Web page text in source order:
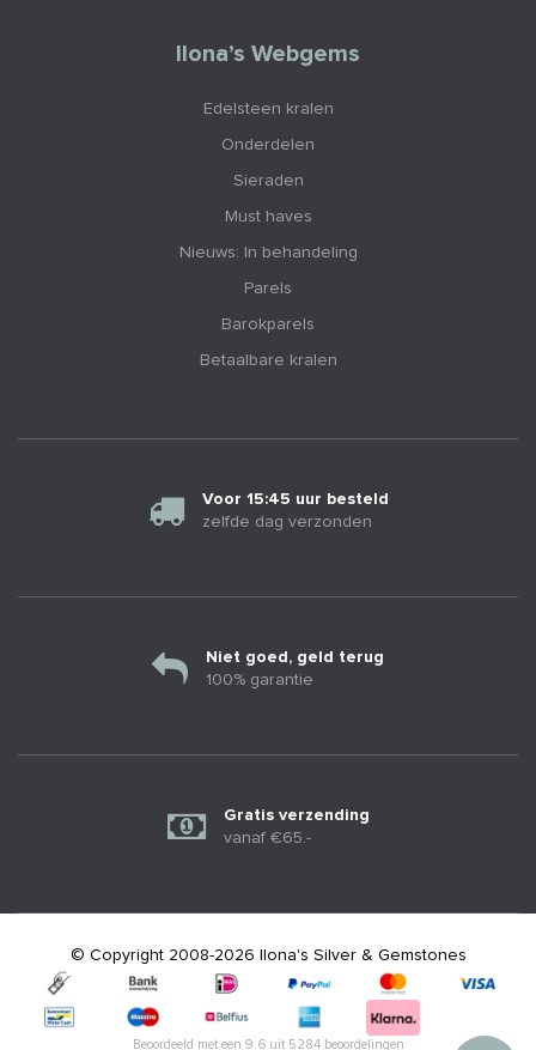
Ilona’s Webgems
Edelsteen kralen
Onderdelen
Sieraden
Must haves
Nieuws: In behandeling
Parels
Barokparels
Betaalbare kralen
Voor 15:45 uur besteld
zelfde dag verzonden
Niet goed, geld terug
100% garantie
Gratis verzending
vanaf €65.-
© Copyright 2008-2026 Ilona's Silver & Gemstones
Beoordeeld met een 9.6uit 5284beoordelingen